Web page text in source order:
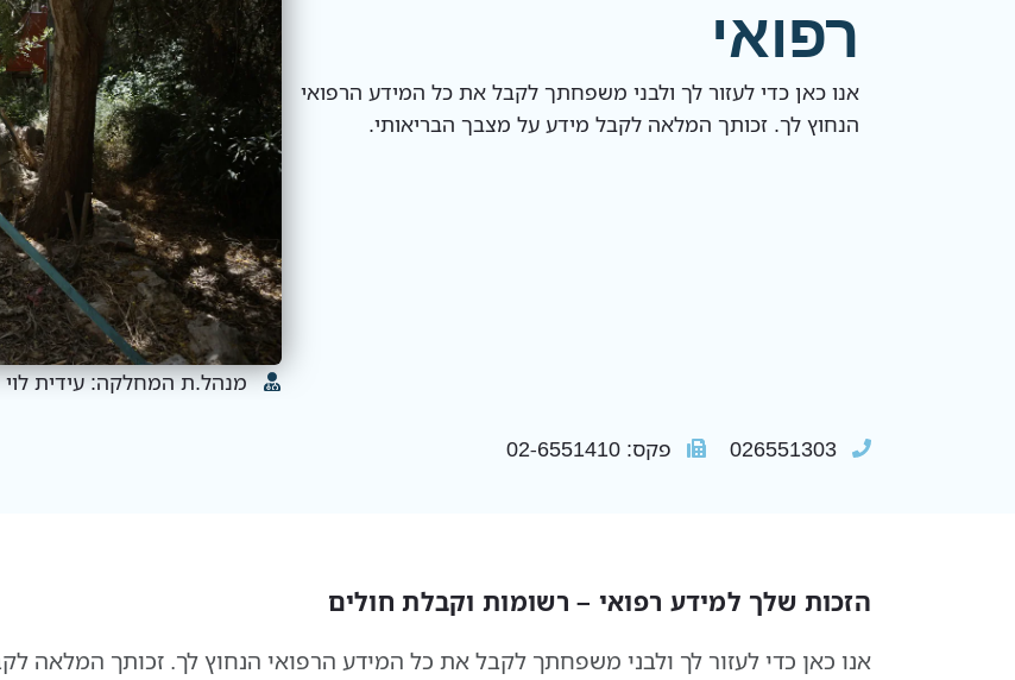
רפואי
אנו כאן כדי לעזור לך ולבני משפחתך לקבל את כל המידע הרפואי
הנחוץ לך. זכותך המלאה לקבל מידע על מצבך הבריאותי.
מנהל.ת המחלקה: עידית לוי
026551303 פקס: 02-6551410
הזכות שלך למידע רפואי – רשומות וקבלת חולים
אנו כאן כדי לעזור לך ולבני משפחתך לקבל את כל המידע הרפואי הנחוץ לך. זכותך המלאה